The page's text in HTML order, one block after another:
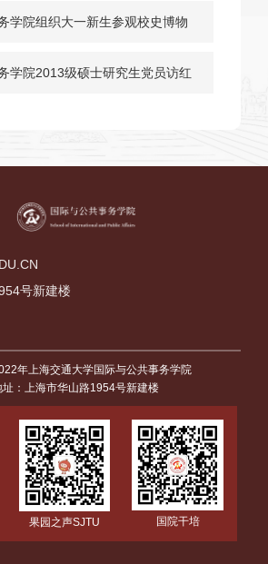
学院组织大一新生参观校史博物
学院2013级硕士研究生党员访红
号新建楼
年上海交通大学国际与公共事务学院
址：上海市华山路1954号新建楼
果园之声SJTU 国院干培